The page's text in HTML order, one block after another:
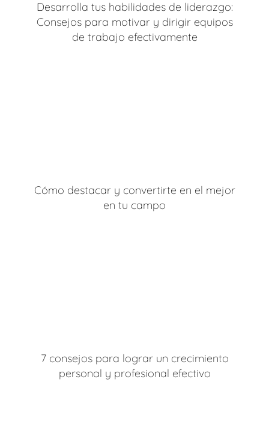
Desarrolla tus habilidades de liderazgo:
Consejos para motivar y dirigir equipos
de trabajo efectivamente
Cómo destacar y convertirte en el mejor
en tu campo
7 consejos para lograr un crecimiento
personal y profesional efectivo